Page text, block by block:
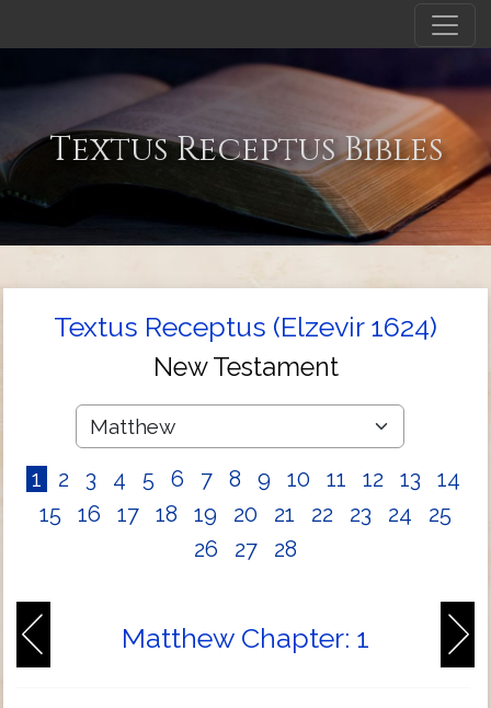
Textus Receptus Bibles
Textus Receptus (Elzevir 1624)
New Testament
1 2 3 4 5 6 7 8 9 10 11 12 13
14
15
16 17 18 19 20 21 22 23 24
25
26
27 28
Matthew Chapter: 1